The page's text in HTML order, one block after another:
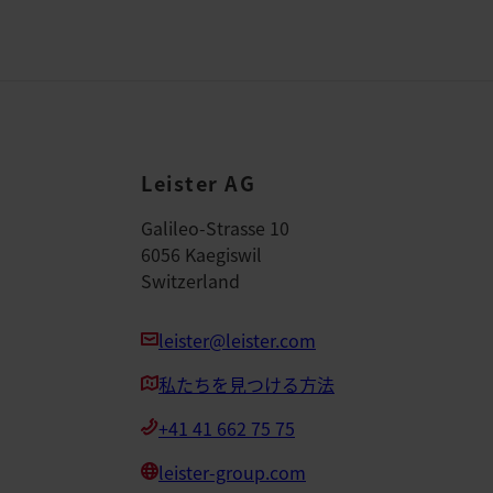
Leister AG
Galileo-Strasse 10
6056 Kaegiswil
Switzerland
leister@leister.com
私たちを見つける方法
+41 41 662 75 75
leister-group.com